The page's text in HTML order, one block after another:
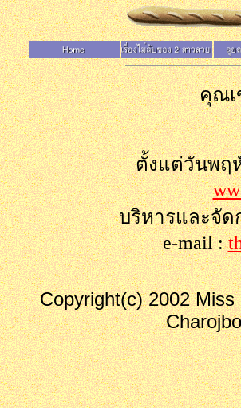
คุณเ
ตั้งแต่วันพฤ
บริหารและจั
e-mail :
Copyright(c) 2002